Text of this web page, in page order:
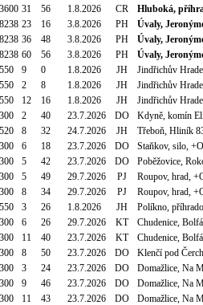
31 56 1.8.2026 CR
Hluboká,
23 16 3.8.2026 PH
Úvaly,
36 48 3.8.2026 PH
Úvaly,
60 56 3.8.2026 PH
Úvaly,
9 0 1.8.2026 JH
Jindřichův
2 8 1.8.2026 JH
Jindřichův
12 16 1.8.2026 JH
Jindřichův
2 40 23.7.2026 DO
Kdyně, komín
8 32 24.7.2026 JH
Třeboň, Hliník
6 18 23.7.2026 DO
Staňkov, silo,
5 42 23.7.2026 DO
Poběžovice,
5 49 29.7.2026 PJ
Roupov, hrad,
8 34 29.7.2026 PJ
Roupov, hrad,
3 26 1.8.2026 JH
Políkno,
6 26 29.7.2026 KT
Chudenice,
11 40 23.7.2026 KT
Chudenice,
8 50 23.7.2026 DO
Klenčí pod
3 24 23.7.2026 DO
Domažlice, Na
9 46 23.7.2026 DO
Domažlice, Na
11 43 23.7.2026 DO
Domažlice, Na